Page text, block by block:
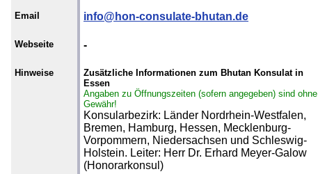
Email info@hon-consulate-bhutan.de
Webseite -
Hinweise
Zusätzliche Informationen zum Bhutan Konsulat in
Essen
Angaben zu Öffnungszeiten (sofern angegeben) sind ohne
Gewähr!
Konsularbezirk: Länder Nordrhein-Westfalen,
Bremen, Hamburg, Hessen, Mecklenburg-
Vorpommern, Niedersachsen und Schleswig-
Holstein. Leiter: Herr Dr. Erhard Meyer-Galow
(Honorarkonsul)